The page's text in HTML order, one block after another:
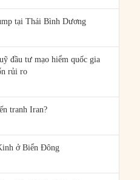
tại Thái Bình Dương
đầu tư mạo hiểm quốc gia
rủi ro
tranh Iran?
ở Biển Đông